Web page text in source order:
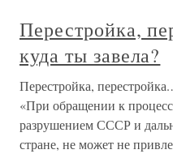
Перестройка,
куда ты завела?
Перестройка,
«При обращении к
разрушением СССР и
стране, не может не